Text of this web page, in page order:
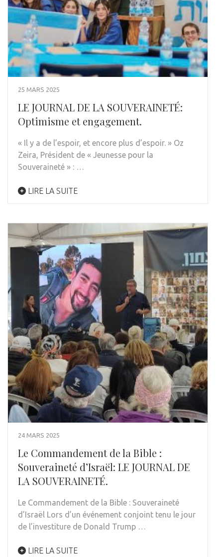
25 MARS 2025
LE JOURNAL DE LA SOUVERAINETÉ:
Optimisme et engagement.
« Il y a de l’espoir, et encore plus d’espoir. » Oz
Zeira, Président de « Jeunesse pour la
Souveraineté » : …
LIRE LA SUITE
24 MARS 2025
Le Commandement de la Bible :
Souveraineté d’Israël: LE JOURNAL DE
LA SOUVERAINETÉ.
Le Commandement de la Bible : Souveraineté
d’Israël Lors d’un événement conjoint tenu le jour
de l’investiture de Donald Trump …
LIRE LA SUITE